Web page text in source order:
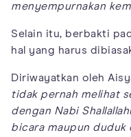
menyempurnakan
Selain itu, berbakti
hal yang harus
Diriwayatkan oleh
tidak pernah melihat
dengan Nabi
bicara maupun duduk